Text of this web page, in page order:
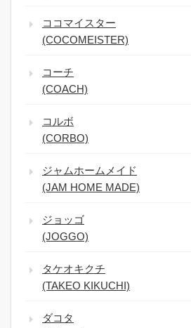
ココマイスター
(COCOMEISTER)
コーチ
(COACH)
コルボ
(CORBO)
ジャムホームメイド
(JAM HOME MADE)
ジョッゴ
(JOGGO)
タケオキクチ
(TAKEO KIKUCHI)
ダコタ